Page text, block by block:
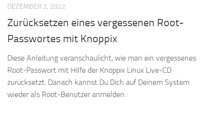
DEZEMBER 2, 2022
Zurücksetzen eines vergessenen Root-
Passwortes mit Knoppix
Diese Anleitung veranschaulicht, wie man ein vergessenes
Root-Passwort mit Hilfe der Knoppix Linux Live-CD
zurücksetzt. Danach kannst Du Dich auf Deinem System
wieder als Root-Benutzer anmelden.